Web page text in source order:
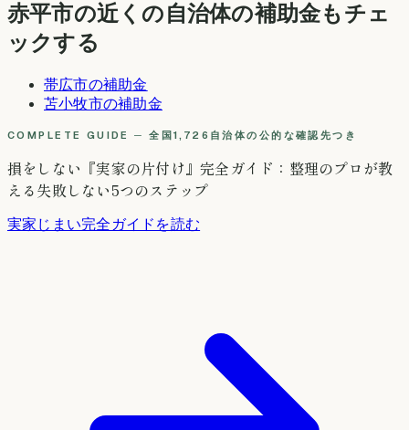
赤平市の近くの自治体の補助金もチェ
ックする
帯広市の補助金
苫小牧市の補助金
COMPLETE GUIDE ─ 全国1,726自治体の公的な確認先つき
損をしない『実家の片付け』完全ガイド：整理のプロが教
える失敗しない5つのステップ
実家じまい完全ガイドを読む